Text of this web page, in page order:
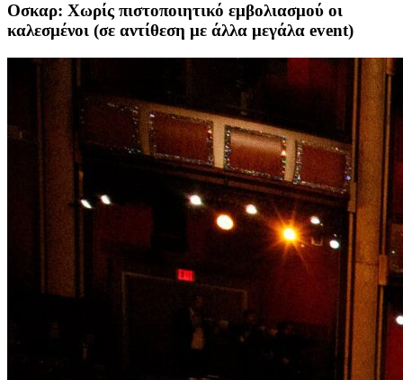
Οσκαρ: Χωρίς πιστοποιητικό εμβολιασμού οι
καλεσμένοι (σε αντίθεση με άλλα μεγάλα event)